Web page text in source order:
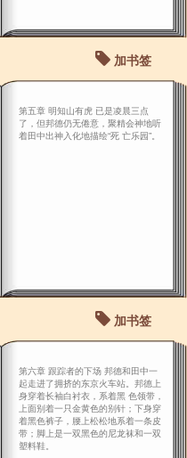
加书签
第五章 明知山有虎 已是凌晨三点
了，但邦德仍无倦意，聚精会神地听
着田中出神入化地描绘“死 亡乐园”。
加书签
第六章 跟踪者的下场 邦德和田中一
起走进了拥挤的东京火车站。邦德上
身穿着长袖白衬衣，系着黑 色领带，
上面别着一只金黄色的别针；下身穿
着黑色裤子，腰上松松地系着一条皮
带；脚上是一双黑色的尼龙袜和一双
塑料鞋。